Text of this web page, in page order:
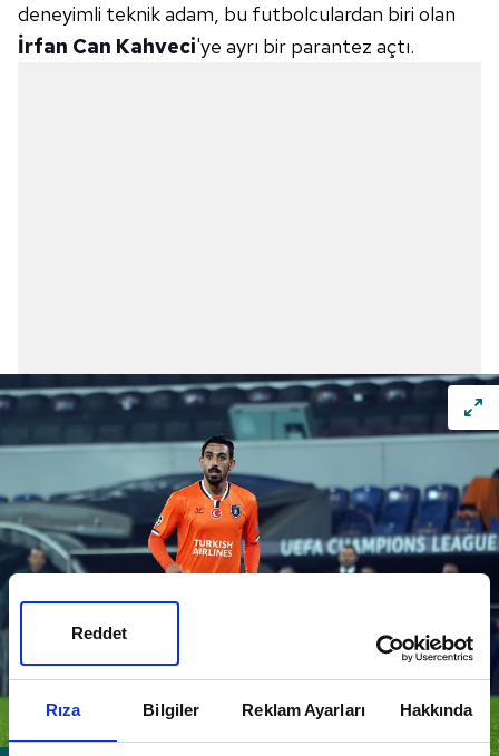
Rıza Bilgiler Reklam Ayarları Hakkında
Reddet
deneyimli teknik adam, bu futbolculardan biri olan
İrfan Can Kahveci'ye ayrı bir parantez açtı.